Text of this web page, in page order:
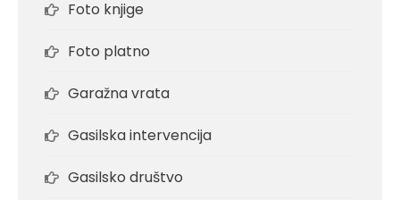
Foto knjige
Foto platno
Garažna vrata
Gasilska intervencija
Gasilsko društvo